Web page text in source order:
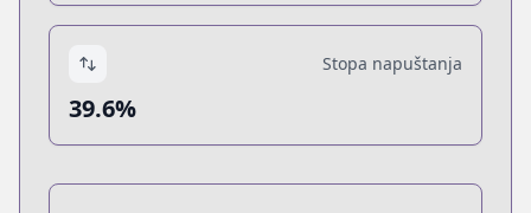
Stopa napuštanja
39.6%